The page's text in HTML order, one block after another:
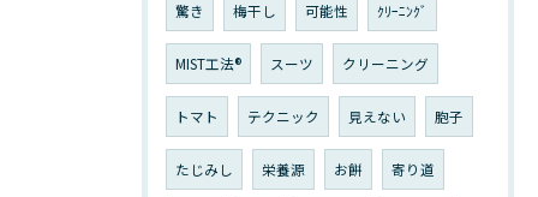
驚き 梅干し 可能性 ｸﾘｰﾆﾝｸﾞ
MIST工法® スーツ クリーニング
トマト テクニック 見えない 胞子
たじみし 栄養源 お餅 寄り道